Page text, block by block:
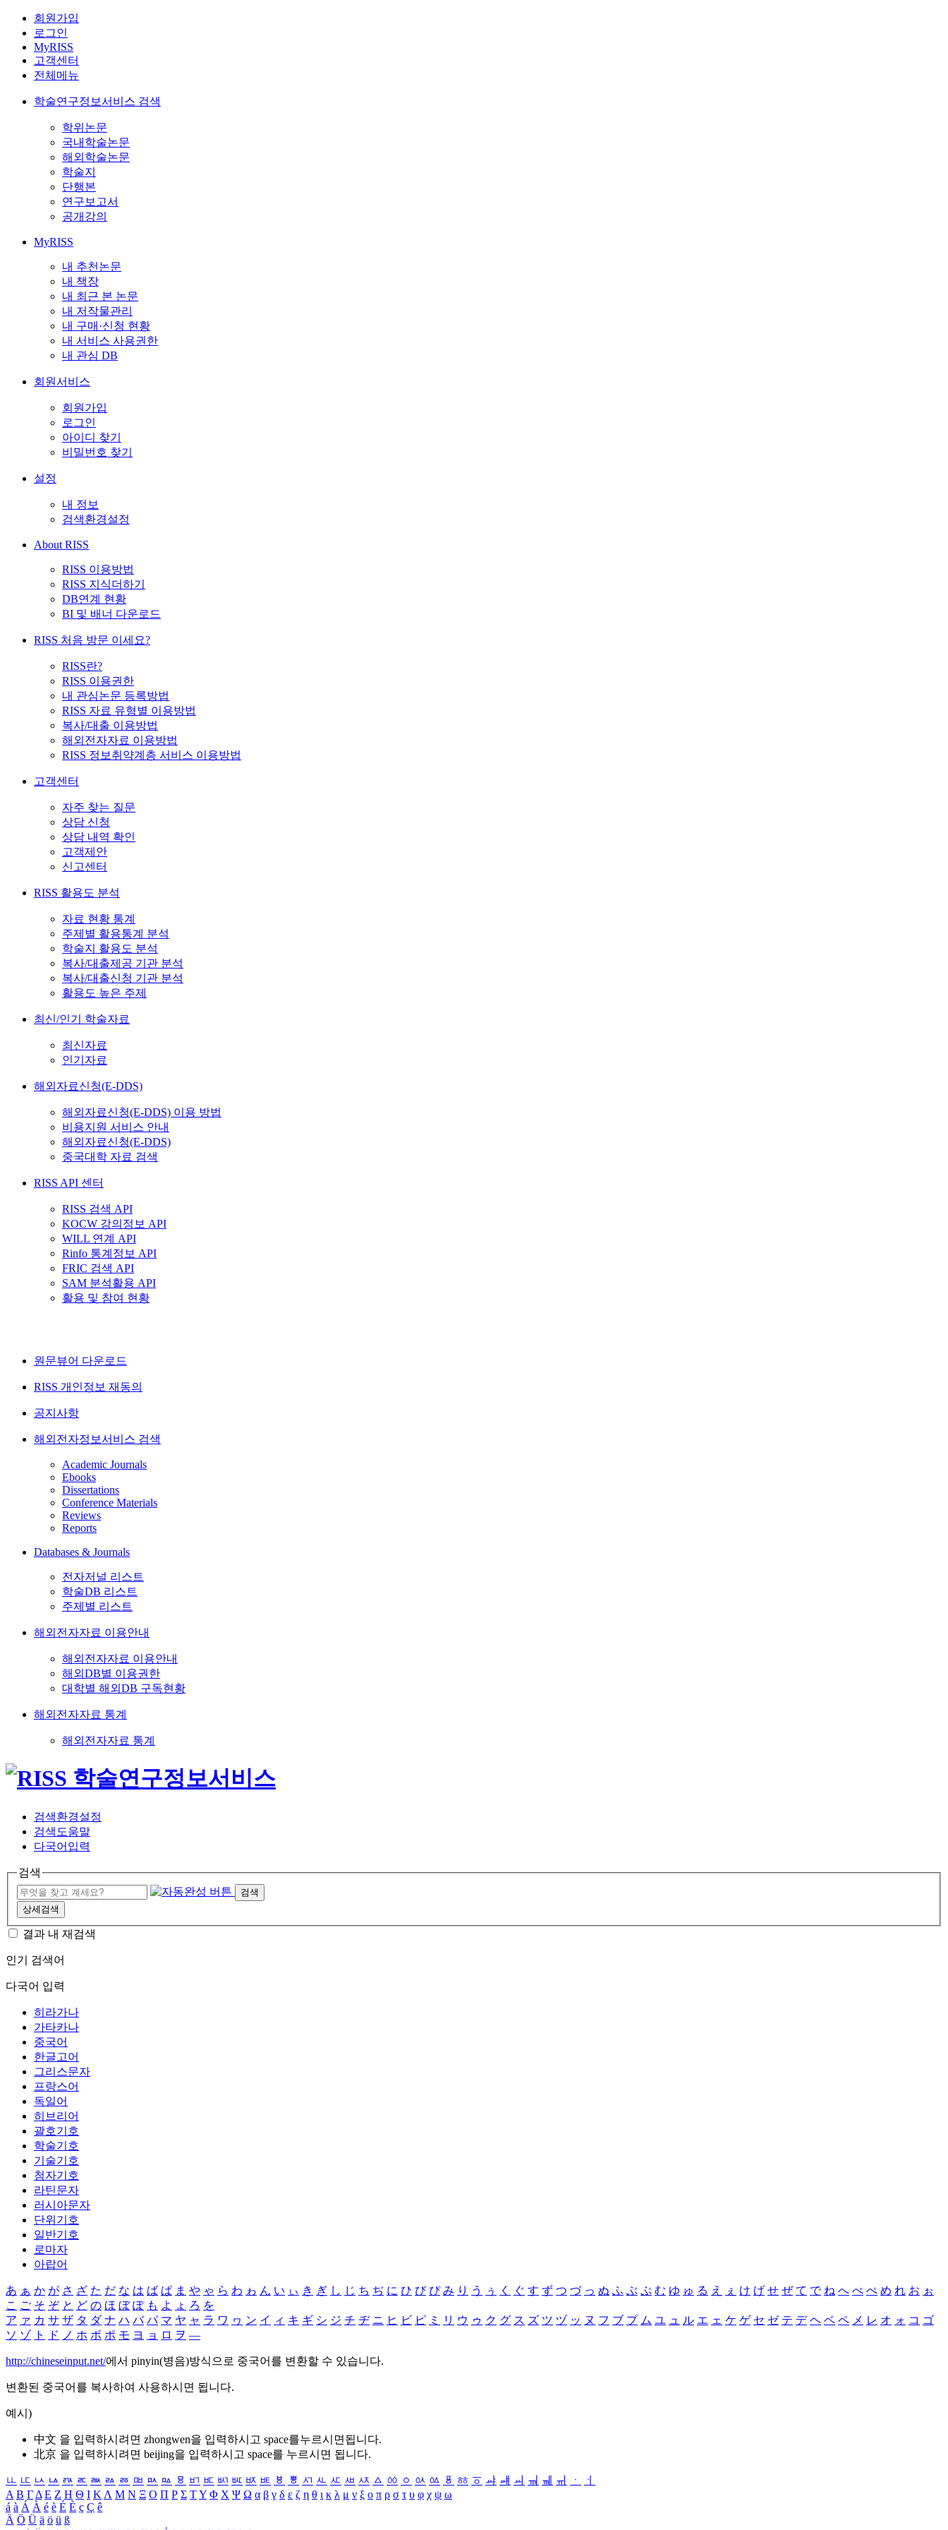
회원가입
로그인
MyRISS
고객센터
전체메뉴
학술연구정보서비스 검색
학위논문
국내학술논문
해외학술논문
학술지
단행본
연구보고서
공개강의
MyRISS
내 추천논문
내 책장
내 최근 본 논문
내 저작물관리
내 구매·신청 현황
내 서비스 사용권한
내 관심 DB
회원서비스
회원가입
로그인
아이디 찾기
비밀번호 찾기
설정
내 정보
검색환경설정
About RISS
RISS 이용방법
RISS 지식더하기
DB연계 현황
BI 및 배너 다운로드
RISS 처음 방문 이세요?
RISS란?
RISS 이용권한
내 관심논문 등록방법
RISS 자료 유형별 이용방법
복사/대출 이용방법
해외전자자료 이용방법
RISS 정보취약계층 서비스 이용방법
고객센터
자주 찾는 질문
상담 신청
상담 내역 확인
고객제안
신고센터
RISS 활용도 분석
자료 현황 통계
주제별 활용통계 분석
학술지 활용도 분석
복사/대출제공 기관 분석
복사/대출신청 기관 분석
활용도 높은 주제
최신/인기 학술자료
최신자료
인기자료
해외자료신청(E-DDS)
해외자료신청(E-DDS) 이용 방법
비용지원 서비스 안내
해외자료신청(E-DDS)
중국대학 자료 검색
RISS API 센터
RISS 검색 API
KOCW 강의정보 API
WILL 연계 API
Rinfo 통계정보 API
FRIC 검색 API
SAM 분석활용 API
활용 및 참여 현황
원문뷰어 다운로드
RISS 개인정보 재동의
공지사항
해외전자정보서비스 검색
Academic Journals
Ebooks
Dissertations
Conference Materials
Reviews
Reports
Databases & Journals
전자저널 리스트
학술DB 리스트
주제별 리스트
해외전자자료 이용안내
해외전자자료 이용안내
해외DB별 이용권한
대학별 해외DB 구독현황
해외전자자료 통계
해외전자자료 통계
검색환경설정
검색도움말
다국어입력
검색
검색
상세검색
결과 내 재검색
인기 검색어
다국어 입력
히라가나
가타카나
중국어
한글고어
그리스문자
프랑스어
독일어
히브리어
괄호기호
학술기호
기술기호
첨자기호
라틴문자
러시아문자
단위기호
일반기호
로마자
아랍어
あ ぁ か が さ ざ た だ な は ば ぱ ま や ゃ ら わ ゎ ん い ぃ き ぎ し じ ち ぢ に ひ び ぴ み り う ぅ く ぐ す ず つ づ っ ぬ ふ ぶ ぷ む ゆ ゅ る え ぇ け げ せ ぜ て で ね へ べ ぺ め れ お ぉ
こ ご そ ぞ と ど の ほ ぼ ぽ も よ ょ ろ を
ア ァ カ サ ザ タ ダ ナ ハ バ パ マ ヤ ャ ラ ワ ヮ ン イ ィ キ ギ シ ジ チ ヂ ニ ヒ ビ ピ ミ リ ウ ゥ ク グ ス ズ ツ ヅ ッ ヌ フ ブ プ ム ユ ュ ル エ ェ ケ ゲ セ ゼ テ デ ヘ ベ ペ メ レ オ ォ コ ゴ
ソ ゾ ト ド ノ ホ ボ ポ モ ヨ ョ ロ ヲ ―
http://chineseinput.net/에서 pinyin(병음)방식으로 중국어를 변환할 수 있습니다.
변환된 중국어를 복사하여 사용하시면 됩니다.
예시)
中文 을 입력하시려면 zhongwen을 입력하시고 space를누르시면됩니다.
北京 을 입력하시려면 beijing을 입력하시고 space를 누르시면 됩니다.
ㅥ ㅦ ㅧ ㅨ ㅩ ㅪ ㅫ ㅬ ㅭ ㅮ ㅯ ㅰ ㅱ ㅲ ㅳ ㅴ ㅵ ㅶ ㅷ ㅸ ㅹ ㅺ ㅻ ㅼ ㅽ ㅾ ㅿ ㆀ ㆁ ㆂ ㆃ ㆄ ㆅ ㆆ ㆇ ㆈ ㆉ ㆊ ㆋ ㆌ ㆍ
ㆎ
Α Β ΓΔ Ε Ζ Η Θ Ι ΚΛ Μ Ν Ξ Ο Π Ρ Σ ΤΥ Φ Χ Ψ Ω α β γ δ ε ζ η θ ι κ λ μ ν ξ ο π ρ σ τ υ φ χ ψ ω
á à Á À é è É È ç Ç ê
Ä Ö Ü ä ö ü ß